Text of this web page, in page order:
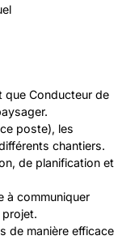
que Conducteur de
poste), les
chantiers.
de planification et
à communiquer
de manière efficace